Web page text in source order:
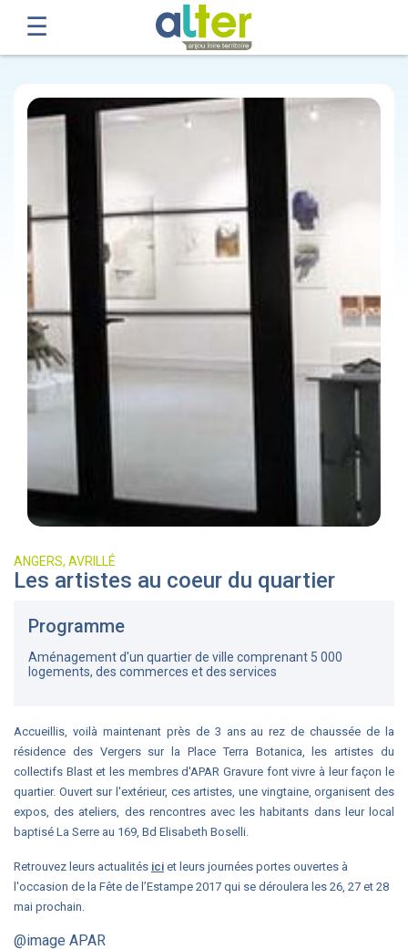
ANGERS, AVRILLÉ
Les artistes au coeur du quartier
Programme
Aménagement d'un quartier de ville comprenant 5 000
logements, des commerces et des services
Accueillis, voilà maintenant près de 3 ans au rez de chaussée de la
résidence des Vergers sur la Place Terra Botanica, les artistes du
collectifs Blast et les membres d'APAR Gravure font vivre à leur façon le
quartier. Ouvert sur l'extérieur, ces artistes, une vingtaine, organisent des
expos, des ateliers, des rencontres avec les habitants dans leur local
baptisé La Serre au 169, Bd Elisabeth Boselli.
Retrouvez leurs actualités ici et leurs journées portes ouvertes à
l'occasion de la Fête de l’Estampe 2017 qui se déroulera les 26, 27 et 28
mai prochain.
@image APAR